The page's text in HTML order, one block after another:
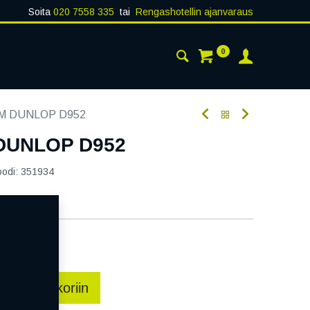
Soita 020 7558 335 tai Rengashotellin ajanvaraus
0
DUNLOP D952
D952
351934
ostoskoriin